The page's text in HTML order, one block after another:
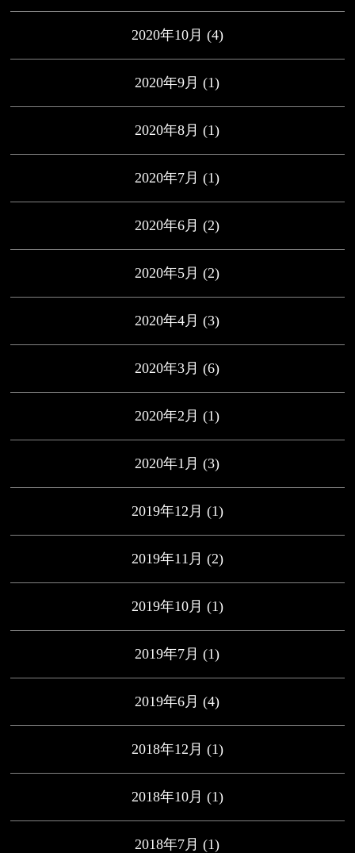
2020年10月 (4)
2020年9月 (1)
2020年8月 (1)
2020年7月 (1)
2020年6月 (2)
2020年5月 (2)
2020年4月 (3)
2020年3月 (6)
2020年2月 (1)
2020年1月 (3)
2019年12月 (1)
2019年11月 (2)
2019年10月 (1)
2019年7月 (1)
2019年6月 (4)
2018年12月 (1)
2018年10月 (1)
2018年7月 (1)